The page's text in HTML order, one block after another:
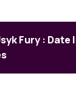
Fury : Date